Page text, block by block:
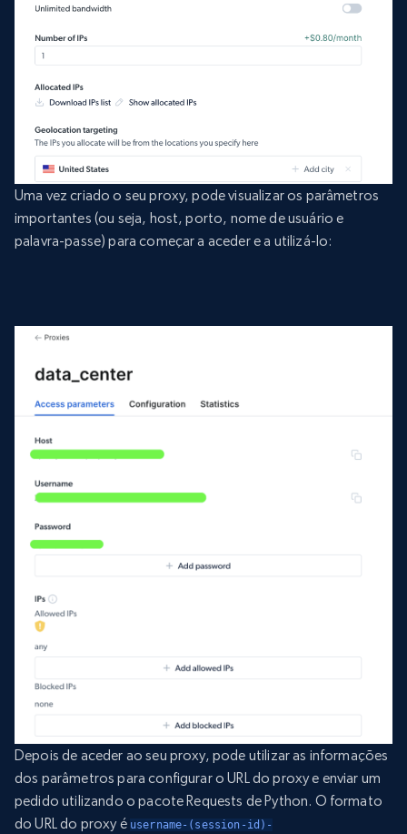
Uma vez criado o seu proxy, pode visualizar os parâmetros
importantes (ou seja, host, porto, nome de usuário e
palavra-passe) para começar a aceder e a utilizá-lo:
Depois de aceder ao seu proxy, pode utilizar as informações
dos parâmetros para configurar o URL do proxy e enviar um
pedido utilizando o pacote Requests de Python. O formato
do URL do proxy é username-(session-id)-